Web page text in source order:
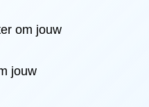
om jouw
jouw